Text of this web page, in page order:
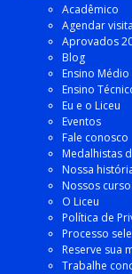
Acadêmico
Agendar visita
Aprovados
Blog
Ensino Médio
Ensino
Eu e o Liceu
Eventos
Fale conosco
Medalhistas
Nossa
Nossos
O Liceu
Política de
Processo
Reserve sua
Trabalhe